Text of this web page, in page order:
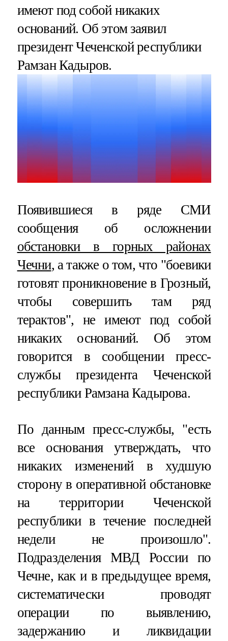
имеют под собой никаких
оснований. Об этом заявил
президент Чеченской республики
Рамзан Кадыров.
Появившиеся в ряде СМИ
сообщения об осложнении
обстановки в горных районах
Чечни, а также о том, что "боевики
готовят проникновение в Грозный,
чтобы совершить там ряд
терактов", не имеют под собой
никаких оснований. Об этом
говорится в сообщении пресс-
службы президента Чеченской
республики Рамзана Кадырова.
По данным пресс-службы, "есть
все основания утверждать, что
никаких изменений в худшую
сторону в оперативной обстановке
на территории Чеченской
республики в течение последней
недели не произошло".
Подразделения МВД России по
Чечне, как и в предыдущее время,
систематически проводят
операции по выявлению,
задержанию и ликвидации